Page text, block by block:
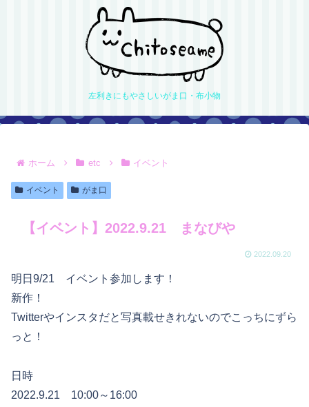
左利きにもやさしいがま口・布小物
ホーム etc イベント
イベント がま口
【イベント】2022.9.21 まなびや
2022.09.20
明日9/21 イベント参加します！
新作！
Twitterやインスタだと写真載せきれないのでこっちにずら
っと！
日時
2022.9.21 10:00～16:00